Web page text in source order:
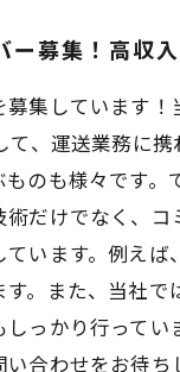
募集！高収
集しています
て、運送業務に
のも様々です
だけでなく、
います。例え
。また、当社
っかり行って
合わせをお待ち